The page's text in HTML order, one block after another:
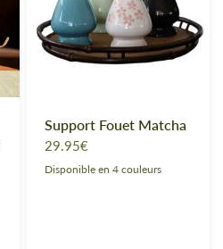
Support Fouet Matcha
29.95€
NoirBleuBlanc Sakura
Vert
Disponible en 4 couleurs